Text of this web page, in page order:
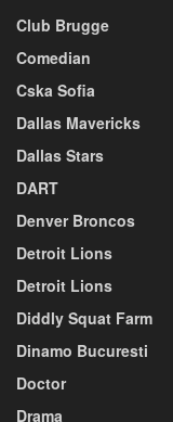
Club Brugge
Comedian
Cska Sofia
Dallas Mavericks
Dallas Stars
DART
Denver Broncos
Detroit Lions
Detroit Lions
Diddly Squat Farm
Dinamo Bucuresti
Doctor
Drama